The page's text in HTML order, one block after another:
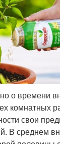
о времени
комнатных
свои
В среднем